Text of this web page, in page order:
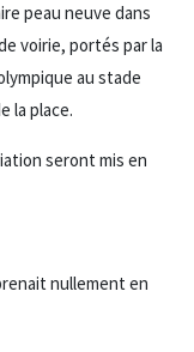
peau neuve dans
voirie, portés par la
au stade
la place.
seront mis en
nullement en